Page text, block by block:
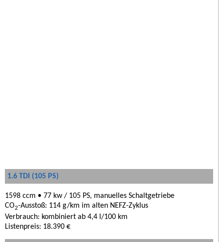
1.6 TDI (105 PS)
1598 ccm • 77 kw / 105 PS, manuelles Schaltgetriebe
CO2-Ausstoß: 114 g/km im alten NEFZ-Zyklus
Verbrauch: kombiniert ab 4,4 l/100 km
Listenpreis: 18.390 €